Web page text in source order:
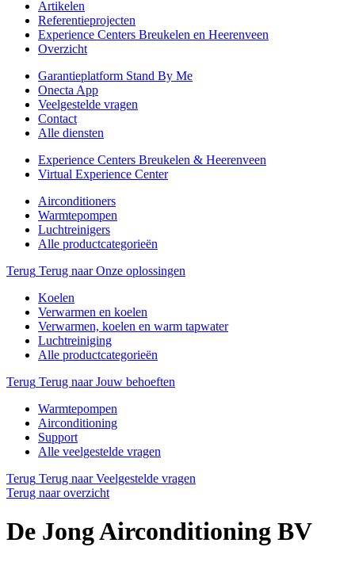
Artikelen
Referentieprojecten
Experience Centers Breukelen en Heerenveen
Overzicht
Garantieplatform Stand By Me
Onecta App
Veelgestelde vragen
Contact
Alle diensten
Experience Centers Breukelen & Heerenveen
Virtual Experience Center
Airconditioners
Warmtepompen
Luchtreinigers
Alle productcategorieën
Terug Terug naar Onze oplossingen
Koelen
Verwarmen en koelen
Verwarmen, koelen en warm tapwater
Luchtreiniging
Alle productcategorieën
Terug Terug naar Jouw behoeften
Warmtepompen
Airconditioning
Support
Alle veelgestelde vragen
Terug Terug naar Veelgestelde vragen
Terug naar overzicht
De Jong Airconditioning BV